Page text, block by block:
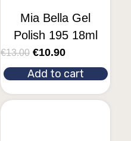
Mia Bella Gel
Polish 195 18ml
€13.00 €10.90
Add to cart